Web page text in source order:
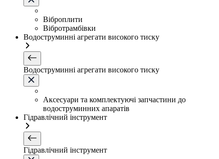
Віброплити
Вібротрамбівки
Водоструминні агрегати високого тиску
Водоструминні агрегати високого тиску
Аксесуари та комплектуючі запчастини до
водоструминних апаратів
Гідравлічний інструмент
Гідравлічний інструмент